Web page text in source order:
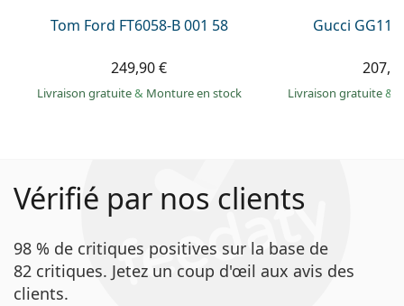
Tom Ford FT6058-B 001 58
249,90 €
Livraison gratuite& Monture en stock
Gucci
Livraison gratuite&
Vérifié par nos clients
98 % de critiques positives sur la base de
82 critiques. Jetez un coup d'œil aux avis des
clients.